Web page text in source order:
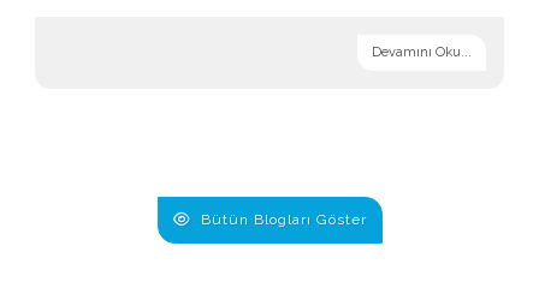
Devamını Oku...
Bütün Blogları Göster